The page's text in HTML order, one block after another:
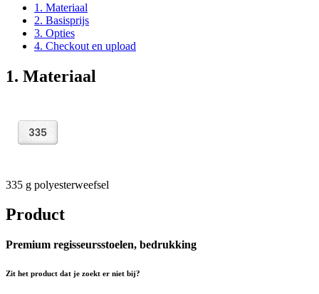
1. Materiaal
2. Basisprijs
3. Opties
4. Checkout en upload
1. Materiaal
335 g polyesterweefsel
Product
Premium regisseursstoelen, bedrukking
Zit het product dat je zoekt er niet bij?